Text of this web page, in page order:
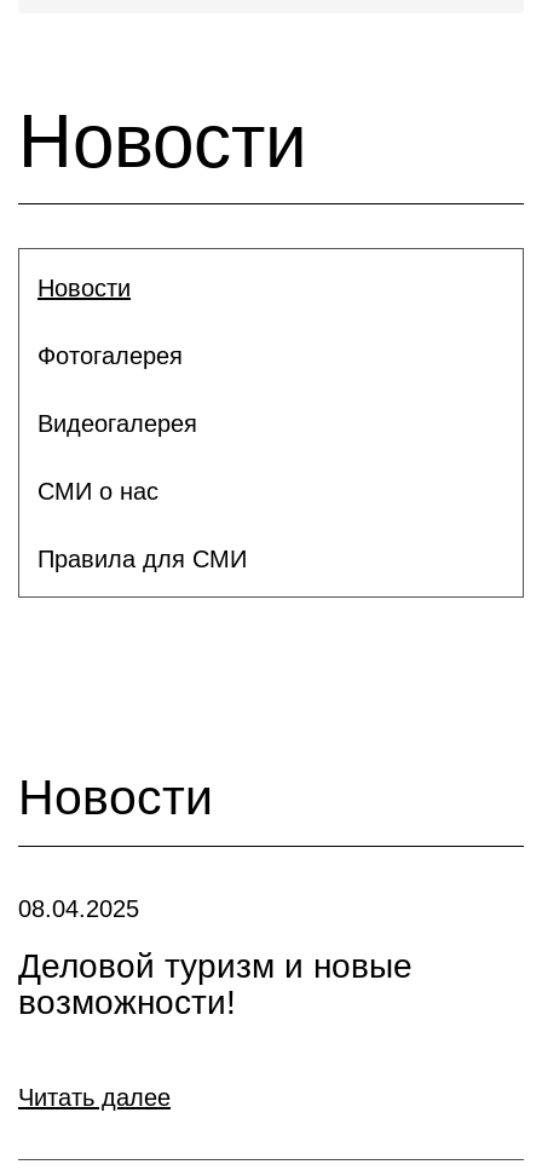
Новости
Новости
Фотогалерея
Видеогалерея
СМИ о нас
Правила для СМИ
Новости
08.04.2025
Деловой туризм и новые
возможности!
Читать далее